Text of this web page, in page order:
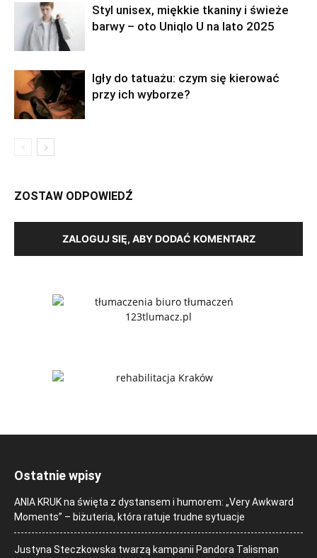
Styl unisex, miękkie tkaniny i świeże
barwy – oto Uniqlo U na lato 2025
Igły do tatuażu: czym się kierować
przy ich wyborze?
ZOSTAW ODPOWIEDŹ
ZALOGUJ SIĘ, ABY DODAĆ KOMENTARZ
Ostatnie wpisy
ANIA KRUK na święta z dystansem i humorem: „Very Awkward
Moments” – biżuteria, która ratuje trudne sytuacje
Justyna Steczkowska twarzą kampanii Pandora Talisman